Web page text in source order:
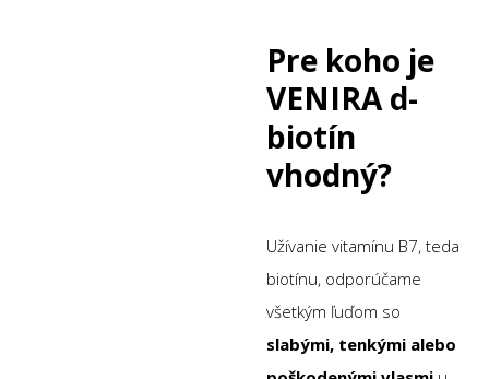
Pre koho je
VENIRA d-
biotín
vhodný?
Užívanie vitamínu B7, teda
biotínu, odporúčame
všetkým ľuďom so
slabými, tenkými alebo